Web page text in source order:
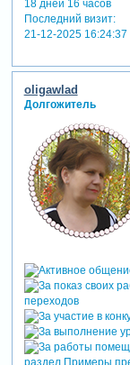
18 дней 16 часов
Последний визит:
21-12-2025 16:24:37
oligawlad
Долгожитель